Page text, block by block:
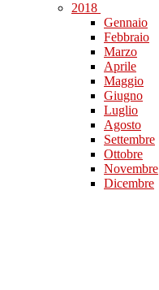
2018
Gennaio
Febbraio
Marzo
Aprile
Maggio
Giugno
Luglio
Agosto
Settembre
Ottobre
Novembre
Dicembre